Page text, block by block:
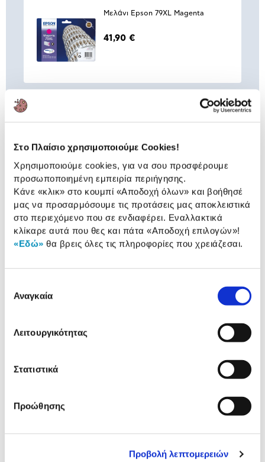
Στο Πλαίσιο χρησιμοποιούμε Cookies!
Χρησιμοποιούμε cookies, για να σου προσφέρουμε
προσωποποιημένη εμπειρία περιήγησης.
Κάνε «κλικ» στο κουμπί «Αποδοχή όλων» και βοήθησέ
μας να προσαρμόσουμε τις προτάσεις μας αποκλειστικά
στο περιεχόμενο που σε ενδιαφέρει. Εναλλακτικά
κλίκαρε αυτά που θες και πάτα «Αποδοχή επιλογών»!
«Εδώ» θα βρεις όλες τις πληροφορίες που χρειάζεσαι.
συγκατάθεσης
Αναγκαία
Λειτουργικότητας
Στατιστικά
Προώθησης
Προβολή λεπτομερειών
Μελάνι Epson 79XL Magenta
41,90 €
Συνδύασέ
41,90 €
Προσθήκη
Αναλυτική
προϊόντος
Χαρακτηριστικά
Συμβατοί Εκτυπωτές
Αξιολογήσεις
προϊόν με εσένα!